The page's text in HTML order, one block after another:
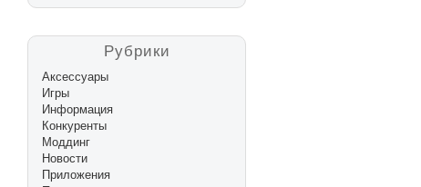
Рубрики
Аксессуары
Игры
Информация
Конкуренты
Моддинг
Новости
Приложения